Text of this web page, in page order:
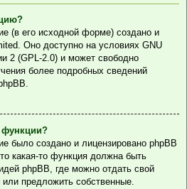
(в его исходной форме) создано и
. Оно доступно на условиях GNU
2 (GPL-2.0) и может свободно
более подробных сведений
.
функции?
было создано и лицензировано phpBB
какая-то функция должна быть
phpBB, где можно отдать свой
предложить собственные.